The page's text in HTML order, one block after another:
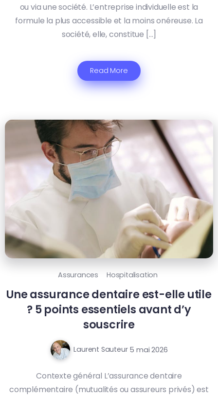
ou via une société. L’entreprise individuelle est la
formule la plus accessible et la moins onéreuse. La
société, elle, constitue […]
Read More
Assurances Hospitalisation
Une assurance dentaire est-elle utile
? 5 points essentiels avant d’y
souscrire
Laurent Sauteur 5 mai 2026
Contexte général L’assurance dentaire
complémentaire (mutualités ou assureurs privés) est